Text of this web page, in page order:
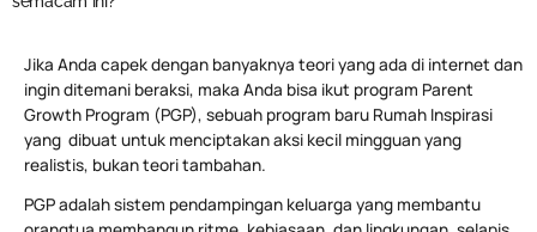
Jika Anda capek dengan banyaknya teori yang ada di internet dan
ingin ditemani beraksi, maka Anda bisa ikut program Parent
Growth Program (PGP), sebuah program baru Rumah Inspirasi
yang dibuat untuk menciptakan aksi kecil mingguan yang
realistis, bukan teori tambahan.
PGP adalah sistem pendampingan keluarga yang membantu